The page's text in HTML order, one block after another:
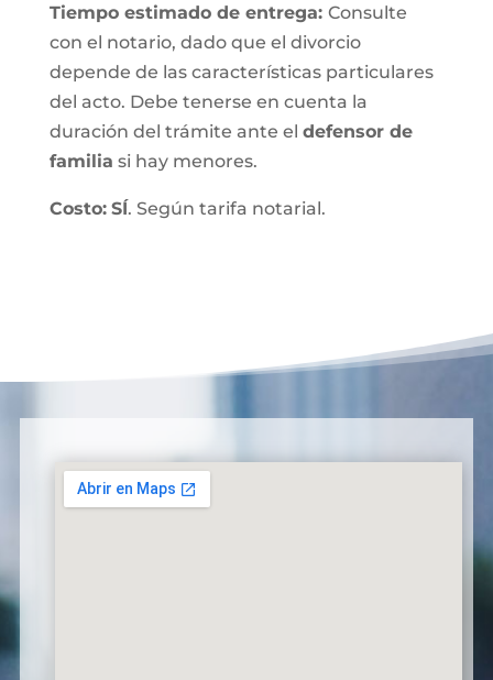
Tiempo estimado de entrega: Consulte
con el notario, dado que el divorcio
depende de las características particulares
del acto. Debe tenerse en cuenta la
duración del trámite ante el defensor de
familia si hay menores.
Costo: SÍ. Según tarifa notarial.